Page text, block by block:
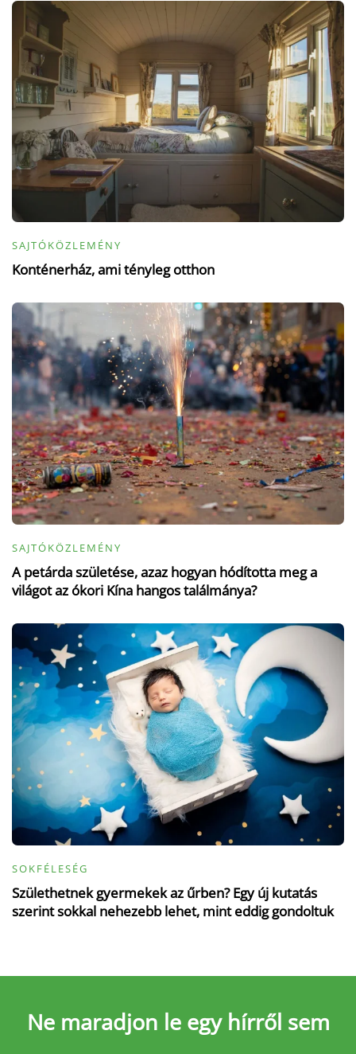
SAJTÓKÖZLEMÉNY
Konténerház, ami tényleg otthon
SAJTÓKÖZLEMÉNY
A petárda születése, azaz hogyan hódította meg a
világot az ókori Kína hangos találmánya?
SOKFÉLESÉG
Születhetnek gyermekek az űrben? Egy új kutatás
szerint sokkal nehezebb lehet, mint eddig gondoltuk
Ne maradjon le egy hírről sem